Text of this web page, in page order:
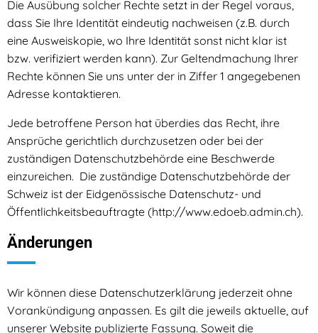
Die Ausübung solcher Rechte setzt in der Regel voraus,
dass Sie Ihre Identität eindeutig nachweisen (z.B. durch
eine Ausweiskopie, wo Ihre Identität sonst nicht klar ist
bzw. verifiziert werden kann). Zur Geltendmachung Ihrer
Rechte können Sie uns unter der in Ziffer 1 angegebenen
Adresse kontaktieren.
Jede betroffene Person hat überdies das Recht, ihre
Ansprüche gerichtlich durchzusetzen oder bei der
zuständigen Datenschutzbehörde eine Beschwerde
einzureichen. Die zuständige Datenschutzbehörde der
Schweiz ist der Eidgenössische Datenschutz- und
Öffentlichkeitsbeauftragte (http://www.edoeb.admin.ch).
Änderungen
Wir können diese Datenschutzerklärung jederzeit ohne
Vorankündigung anpassen. Es gilt die jeweils aktuelle, auf
unserer Website publizierte Fassung. Soweit die